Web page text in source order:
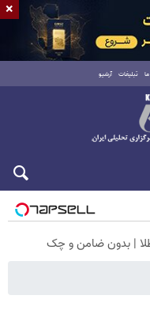
تبلیغات آرشیو
×